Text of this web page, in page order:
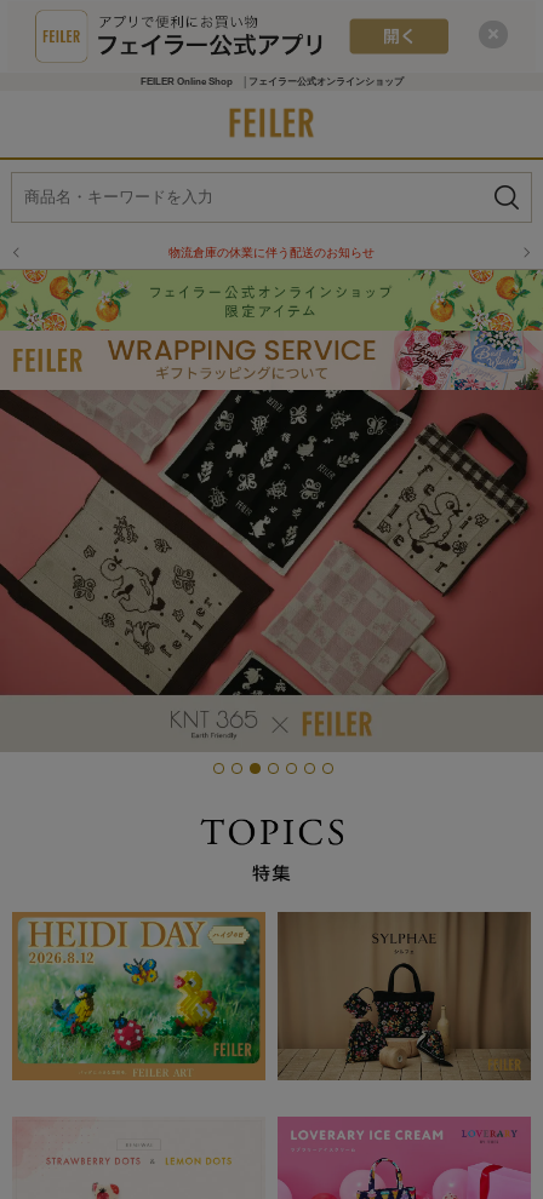
FEILER Online Shop │フェイラー公式オンラインショップ
物流倉庫の休業に伴う配送のお知らせ